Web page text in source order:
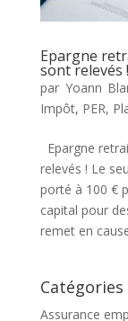
Epargne
sont relevés !
par Yoann
Impôt, PER,
Epargne
relevés ! Le
porté à 100 €
capital pour
remet en
Catégories
Assurance